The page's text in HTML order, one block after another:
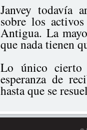
Janvey todavía
sobre los
Antigua. La
que nada tienen
Lo único cierto
esperanza de
hasta que se